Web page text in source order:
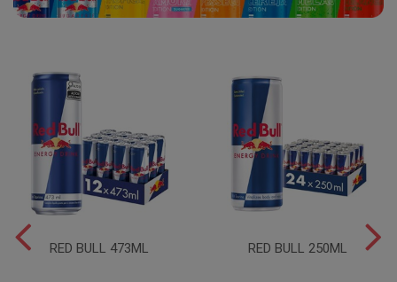
RED BULL 473ML RED BULL 250ML